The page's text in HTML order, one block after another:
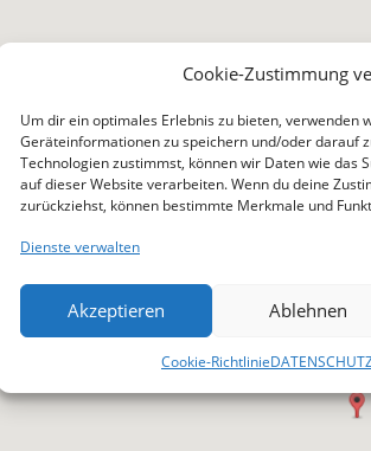
Cookie-Zustimmung
Um dir ein optimales Erlebnis zu bieten, verwenden
Geräteinformationen zu speichern und/oder darauf
Technologien zustimmst, können wir Daten wie das
auf dieser Website verarbeiten. Wenn du deine
zurückziehst, können bestimmte Merkmale und
Dienste verwalten
Akzeptieren Ablehnen
Cookie-Richtlinie